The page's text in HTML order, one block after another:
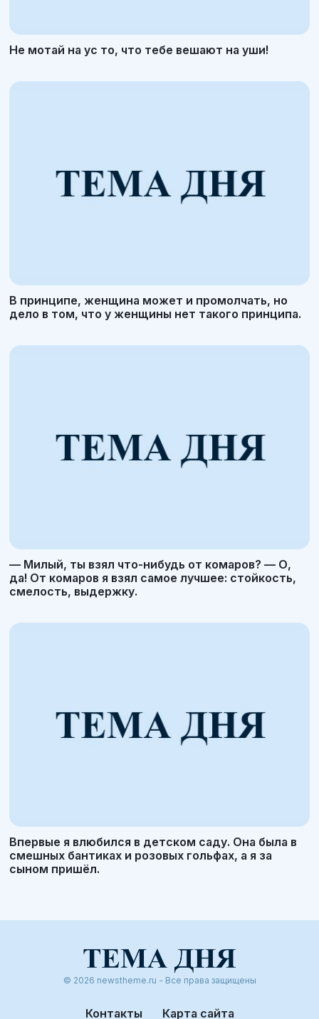
Не мотай на ус то, что тебе вешают на уши!
В принципе, женщина может и промолчать, но
дело в том, что у женщины нет такого принципа.
— Милый, ты взял что-нибудь от комаров? — О,
да! От комаров я взял самое лучшее: стойкость,
смелость, выдержку.
Впервые я влюбился в детском саду. Она была в
смешных бантиках и розовых гольфах, а я за
сыном пришёл.
© 2026 newstheme.ru - Все права защищены
Контакты Карта сайта